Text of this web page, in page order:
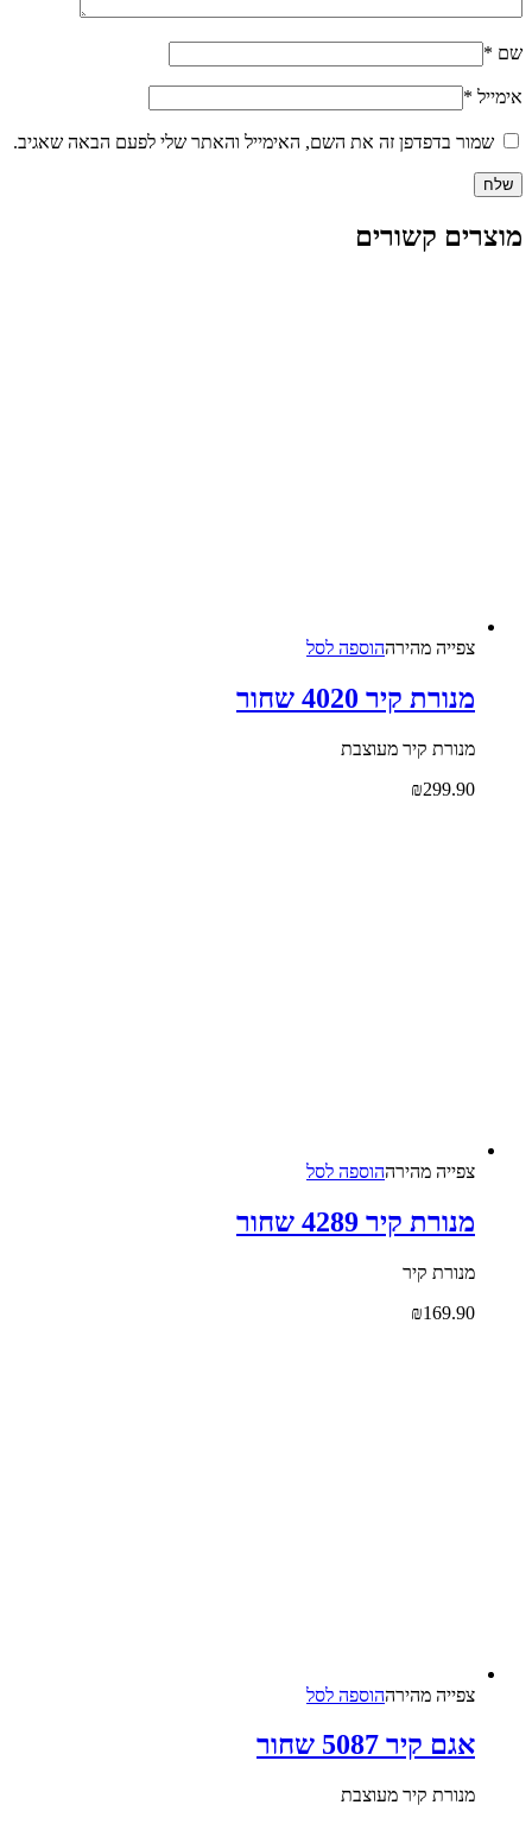
שם *
אימייל *
שמור בדפדפן זה את השם, האימייל והאתר שלי לפעם הבאה שאגיב.
מוצרים קשורים
צפייה‬ ‫מהירה‬הוספה לסל
מנורת קיר 4020 שחור
מנורת קיר מעוצבת
₪299.90
צפייה‬ ‫מהירה‬הוספה לסל
מנורת קיר 4289 שחור
מנורת קיר
₪169.90
צפייה‬ ‫מהירה‬הוספה לסל
אגם קיר 5087 שחור
מנורת קיר מעוצבת